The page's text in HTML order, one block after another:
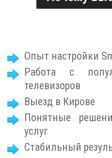
Опыт настройки
Работа с
телевизоров
Выезд в Кирове
Понятные
услуг
Стабильный